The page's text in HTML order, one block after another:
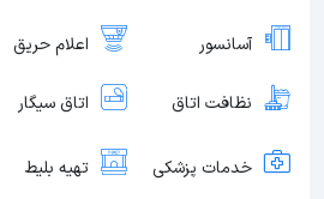
آسانسور اعلام حریق
نظافت اتاق اتاق سیگار
خدمات پزشکی تهیه بلیط